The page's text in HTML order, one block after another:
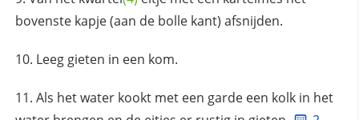
bovenste kapje (aan de bolle kant) afsnijden.
Leeg gieten in een kom.
Als het water kookt met een garde een kolk in het